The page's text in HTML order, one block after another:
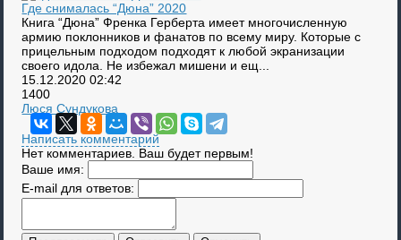
Где снималась “Дюна” 2020
Книга “Дюна” Френка Герберта имеет многочисленную
армию поклонников и фанатов по всему миру. Которые с
прицельным подходом подходят к любой экранизации
своего идола. Не избежал мишени и ещ...
15.12.2020 02:42
1400
Люся Сундукова
Написать комментарий
Нет комментариев. Ваш будет первым!
Ваше имя:
E-mail для ответов: